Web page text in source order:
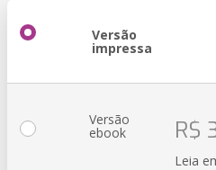
Versão
impressa
Versão
ebook R$
Leia